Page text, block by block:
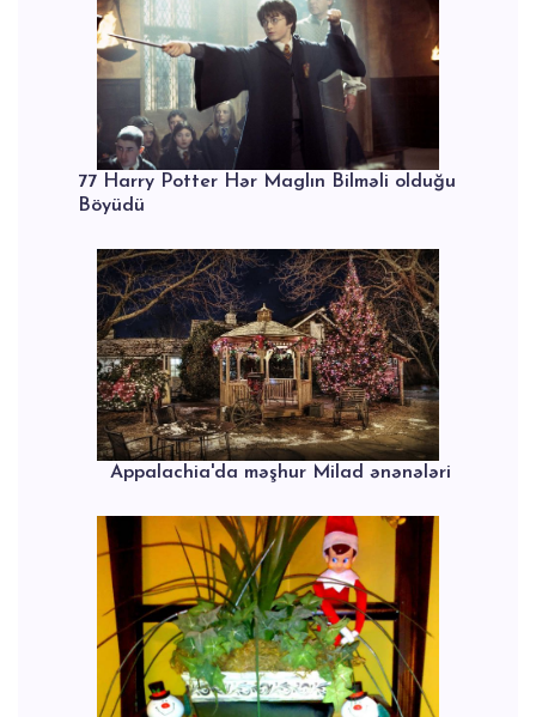
77 Harry Potter Hər Maglın Bilməli olduğu
Böyüdü
Appalachia'da məşhur Milad ənənələri